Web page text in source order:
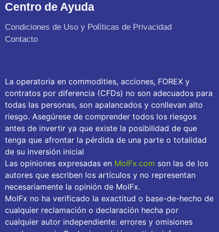
Centro de Ayuda
Condiciones de Uso y Políticas de Privacidad
Contacto
La operatoria en commodities, acciones, FOREX y
contratos por diferencia (CFDs) no son adecuados para
todas las personas, son apalancados y conllevan alto
riesgo. Asegúrese de comprender todos los riesgos
antes de invertir ya que existe la posibilidad de que
tenga que afrontar la pérdida de una parte o totalidad
de su inversión inicial
Las opiniones expresadas en MolFx.com son las de los
autores que escriben los artículos y no representan
necesariamente la opinión de MolFx.
MolFx no ha verificado la exactitud o base-de-hecho de
cualquier reclamación o declaración hecha por
cualquier autor independiente: errores y omisiones